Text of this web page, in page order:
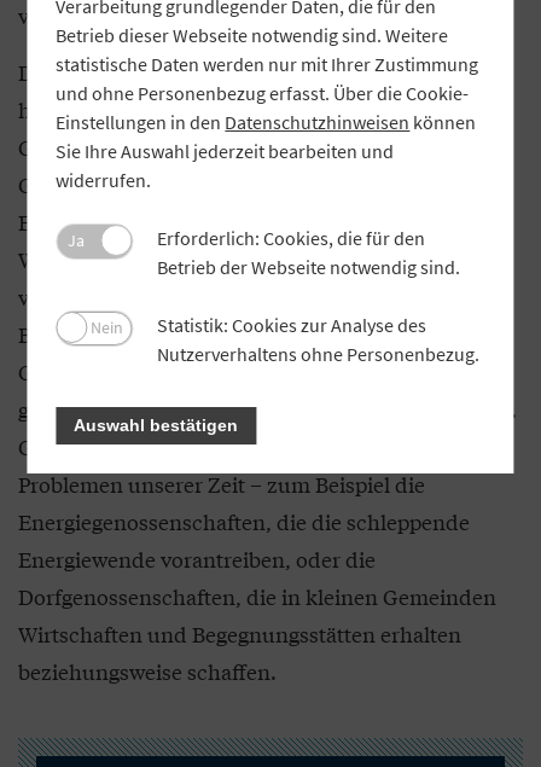
von 1.169 auf 1.186.
Das Jahr 2023 lag bei den Neugründungen gleich
hinter dem Rekordjahr 2013, damals begleitete der
GVB 61 Genossenschaften bei der Gründung. Ein
Großteil der Neugründungen sind 2023 wieder
Energiegenossenschaften (+ 40), davon 32
Wärmegenossenschaften. Weitere Gründungen
verzeichnete der GVB unter anderem in den
Bereichen Handel und Soziales. Der
Gründungsboom zeigt, dass die
genossenschaftliche Rechtsform den Zeitgeist trifft.
Genossenschaften finden praktikable Lösungen zu
Problemen unserer Zeit – zum Beispiel die
Energiegenossenschaften, die die schleppende
Energiewende vorantreiben, oder die
Dorfgenossenschaften, die in kleinen Gemeinden
Wirtschaften und Begegnungsstätten erhalten
beziehungsweise schaffen.
Verarbeitung grundlegender Daten, die für den
Betrieb dieser Webseite notwendig sind. Weitere
statistische Daten werden nur mit Ihrer Zustimmung
und ohne Personenbezug erfasst. Über die Cookie-
Einstellungen in den Datenschutzhinweisen können
Sie Ihre Auswahl jederzeit bearbeiten und
widerrufen.
Ja
Erforderlich: Cookies, die für den
Betrieb der Webseite notwendig sind.
Nein
Statistik: Cookies zur Analyse des
Nutzerverhaltens ohne Personenbezug.
Auswahl bestätigen